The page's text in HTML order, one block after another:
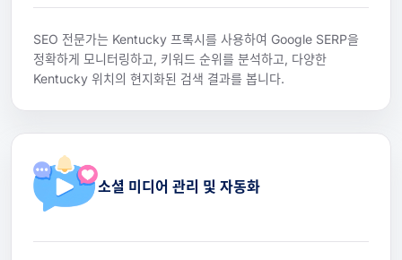
SEO 전문가는 Kentucky 프록시를 사용하여 Google SERP을
정확하게 모니터링하고, 키워드 순위를 분석하고, 다양한
Kentucky 위치의 현지화된 검색 결과를 봅니다.
소셜 미디어 관리 및 자동화